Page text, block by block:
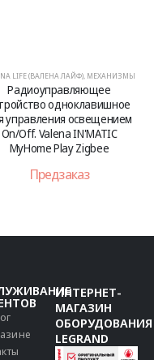
LIFE (ВАЛЕНА ЛАЙФ), МЕХАНИЗМЫ
Радиоуправляющее
одноклавишное
управления освещением
On/Off. Valena IN'MATIC
MyHome Play Zigbee
Предзаказ
ИНТЕРНЕТ-
МАГАЗИН
ОБОРУДОВАНИЯ
LEGRAND